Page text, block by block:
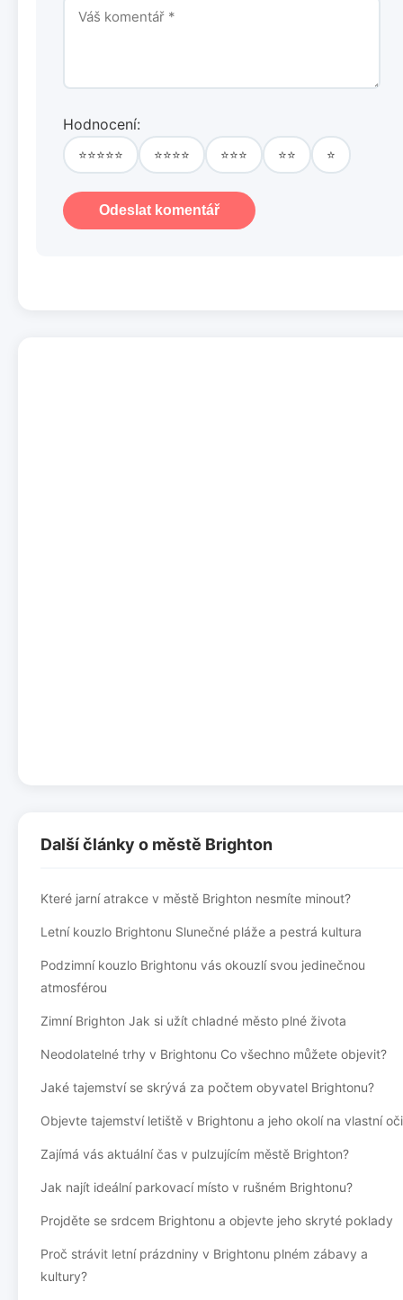
Hodnocení:
⭐⭐⭐⭐⭐ ⭐⭐⭐⭐ ⭐⭐⭐ ⭐⭐ ⭐
Odeslat komentář
Další články o městě Brighton
Které jarní atrakce v městě Brighton nesmíte minout?
Letní kouzlo Brightonu Slunečné pláže a pestrá kultura
Podzimní kouzlo Brightonu vás okouzlí svou jedinečnou
atmosférou
Zimní Brighton Jak si užít chladné město plné života
Neodolatelné trhy v Brightonu Co všechno můžete objevit?
Jaké tajemství se skrývá za počtem obyvatel Brightonu?
Objevte tajemství letiště v Brightonu a jeho okolí na vlastní oči
Zajímá vás aktuální čas v pulzujícím městě Brighton?
Jak najít ideální parkovací místo v rušném Brightonu?
Projděte se srdcem Brightonu a objevte jeho skryté poklady
Proč strávit letní prázdniny v Brightonu plném zábavy a
kultury?